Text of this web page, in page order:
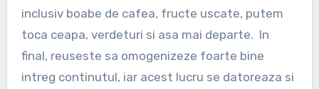
inclusiv boabe de cafea, fructe uscate, putem
toca ceapa, verdeturi si asa mai departe. In
final, reuseste sa omogenizeze foarte bine
intreg continutul, iar acest lucru se datoreaza si